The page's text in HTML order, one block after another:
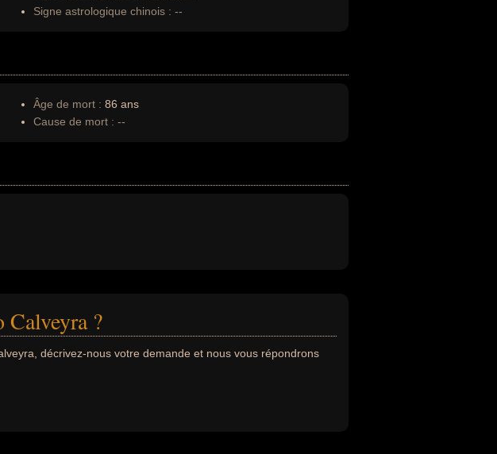
Signe astrologique chinois : --
Âge de mort : 86 ans
Cause de mort : --
Calveyra ?
décrivez-nous votre demande et nous vous répondrons